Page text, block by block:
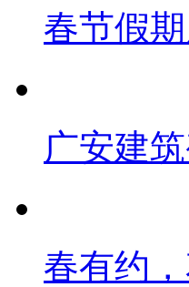
春节假
广安建
春有约